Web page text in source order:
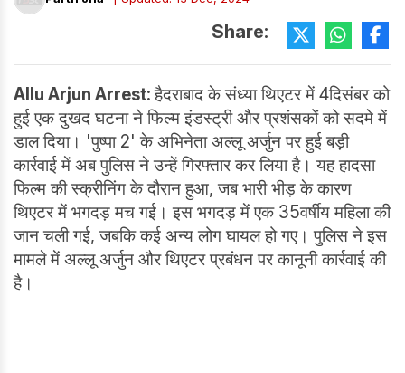
Share:
Allu Arjun Arrest:हैदराबाद के संध्या थिएटर में 4दिसंबर को
हुई एक दुखद घटना ने फिल्म इंडस्ट्री और प्रशंसकों को सदमे में
डाल दिया। 'पुष्पा 2' के अभिनेता अल्लू अर्जुन पर हुई बड़ी
कार्रवाई में अब पुलिस ने उन्हें गिरफ्तार कर लिया है। यह हादसा
फिल्म की स्क्रीनिंग के दौरान हुआ, जब भारी भीड़ के कारण
थिएटर में भगदड़ मच गई। इस भगदड़ में एक 35वर्षीय महिला की
जान चली गई, जबकि कई अन्य लोग घायल हो गए। पुलिस ने इस
मामले में अल्लू अर्जुन और थिएटर प्रबंधन पर कानूनी कार्रवाई की
है।